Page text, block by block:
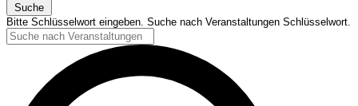
Suche
Bitte Schlüsselwort eingeben. Suche nach Veranstaltungen Schlüsselwort.